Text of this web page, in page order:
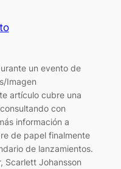
un evento de
Imagen
artículo cubre una
con
información a
de papel finalmente
de lanzamientos.
Scarlett Johansson